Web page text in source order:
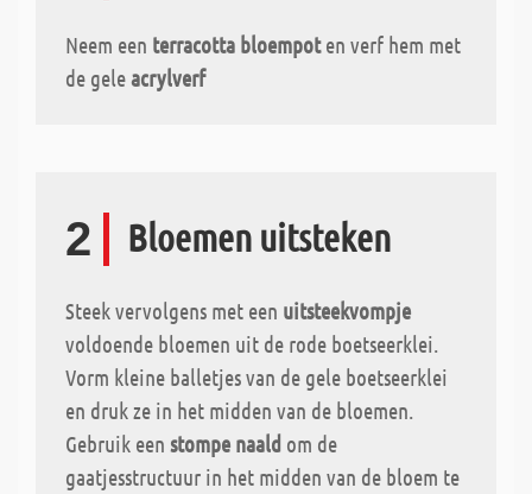
Neem een terracotta bloempoten verf hem met
de geleacrylverf
2 Bloemen uitsteken
Steek vervolgens met een uitsteekvompje
voldoende bloemen uit de rode boetseerklei.
Vorm kleine balletjes van de gele boetseerklei
en druk ze in het midden van de bloemen.
Gebruik een stompe naald om de
gaatjesstructuur in het midden van de bloem te